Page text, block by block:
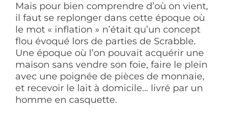
Mais pour bien comprendre d’où on vient,
il faut se replonger dans cette époque où
le mot « inflation » n’était qu’un concept
flou évoqué lors de parties de Scrabble.
Une époque où l’on pouvait acquérir une
maison sans vendre son foie, faire le plein
avec une poignée de pièces de monnaie,
et recevoir le lait à domicile… livré par un
homme en casquette.